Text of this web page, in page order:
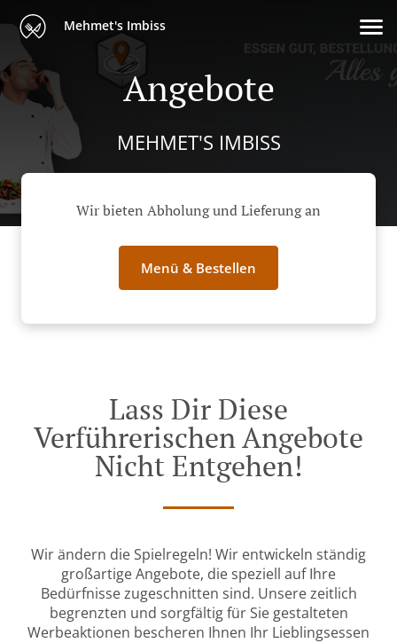
Mehmet's Imbiss
Angebote
MEHMET'S IMBISS
Wir bieten Abholung und Lieferung an
Menü & Bestellen
Lass Dir Diese
Verführerischen Angebote
Nicht Entgehen!
Wir ändern die Spielregeln! Wir entwickeln ständig
großartige Angebote, die speziell auf Ihre
Bedürfnisse zugeschnitten sind. Unsere zeitlich
begrenzten und sorgfältig für Sie gestalteten
Werbeaktionen bescheren Ihnen Ihr Lieblingsessen